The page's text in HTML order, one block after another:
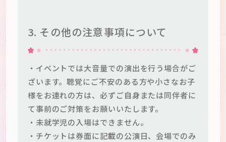
3. その他の注意事項について
・イベントでは大音量での演出を行う場合がご
ざいます。聴覚にご不安のある方や小さなお子
様をお連れの方は、必ずご自身または同伴者に
て事前のご対策をお願いいたします。
・未就学児の入場はできません。
・チケットは券面に記載の公演日、会場でのみ